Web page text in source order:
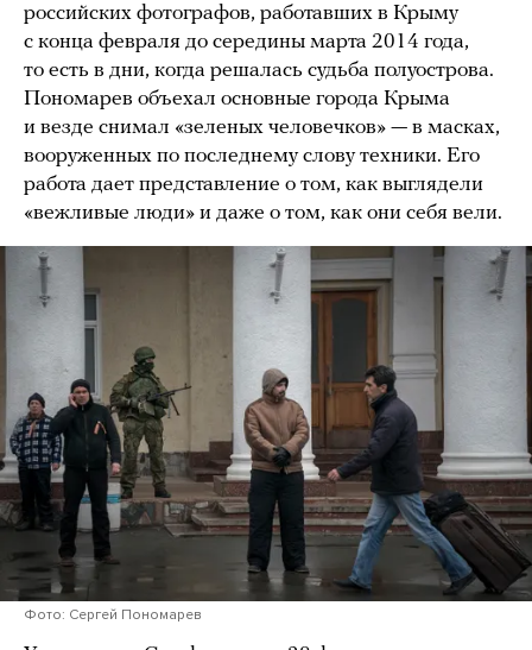
российских фотографов, работавших в Крыму
с конца февраля до середины марта 2014 года,
то есть в дни, когда решалась судьба полуострова.
Пономарев объехал основные города Крыма
и везде снимал «зеленых человечков» — в масках,
вооруженных по последнему слову техники. Его
работа дает представление о том, как выглядели
«вежливые люди» и даже о том, как они себя вели.
Фото: Сергей Пономарев